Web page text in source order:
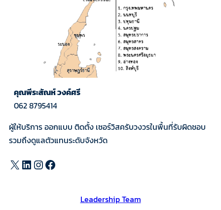
คุณพีระสัณห์ วงค์ศรี
062 8795414
ผู้ให้บริการ ออกแบบ ติดตั้ง เซอร์วิสครับวงวรในพื้นที่รับผิดชอบ
รวมถึงดูแลตัวแทนระดับจังหวัด
X LinkedIn InstagramFacebook
Leadership Team